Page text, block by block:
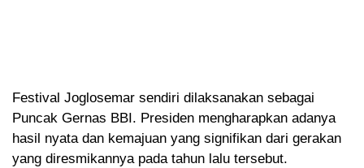
Festival Joglosemar sendiri dilaksanakan sebagai
Puncak Gernas BBI. Presiden mengharapkan adanya
hasil nyata dan kemajuan yang signifikan dari gerakan
yang diresmikannya pada tahun lalu tersebut.